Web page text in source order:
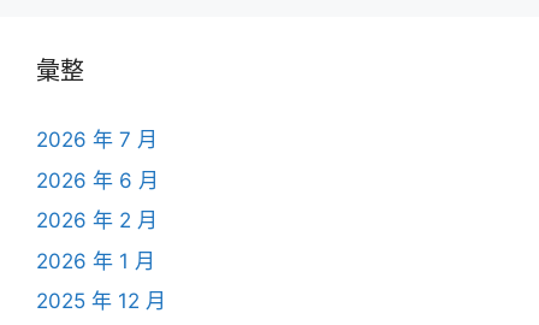
彙整
2026 年 7 月
2026 年 6 月
2026 年 2 月
2026 年 1 月
2025 年 12 月